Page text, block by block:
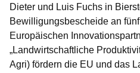
Dieter und Luis Fuchs in
Bewilligungsbescheide an
Europäischen
„Landwirtschaftliche
Agri) fördern die EU und das